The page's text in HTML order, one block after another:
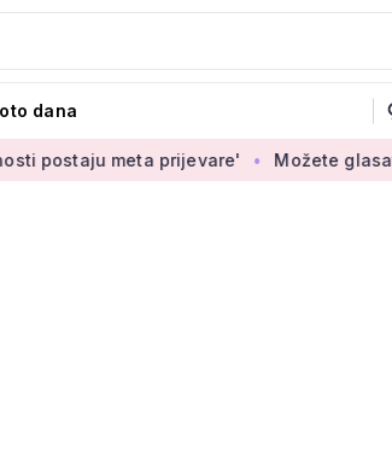
dana
meta prijevare' Možete glasati za izbor